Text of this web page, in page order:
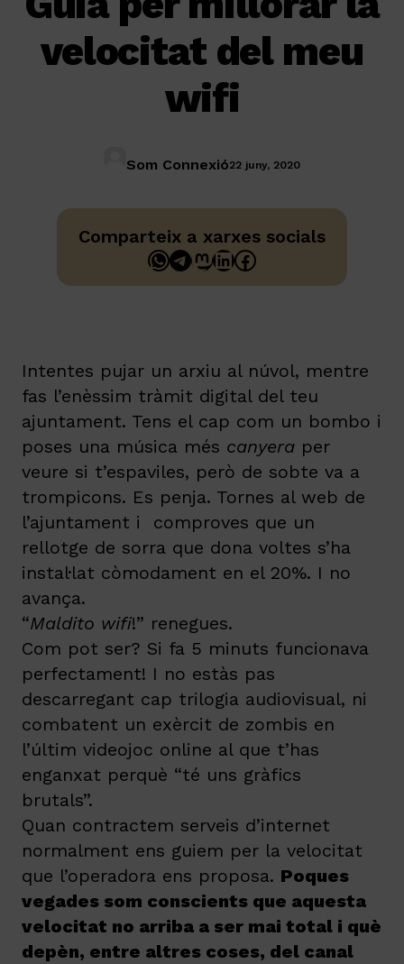
velocitat del meu
wifi
Som Connexió22 juny, 2020
Comparteix a xarxes socials
WhatsApp
Telegram
Mastodon
LinkedIn
Facebook
Intentes pujar un arxiu al núvol, mentre
fas l’enèssim tràmit digital del teu
ajuntament. Tens el cap com un bombo i
poses una música més canyera per
veure si t’espaviles, però de sobte va a
trompicons. Es penja. Tornes al web de
l’ajuntament i comproves que un
rellotge de sorra que dona voltes s’ha
instal·lat còmodament en el 20%. I no
avança.
“Maldito wifi!” renegues.
Com pot ser? Si fa 5 minuts funcionava
perfectament! I no estàs pas
descarregant cap trilogia audiovisual, ni
combatent un exèrcit de zombis en
l’últim videojoc online al que t’has
enganxat perquè “té uns gràfics
brutals”.
Quan contractem serveis d’internet
normalment ens guiem per la velocitat
que l’operadora ens proposa. Poques
vegades som conscients que aquesta
velocitat no arriba a ser mai total i què
depèn, entre altres coses, del canal